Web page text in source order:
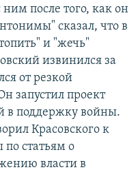
ним после того, как он
сказал, что в
и "жечь"
извинился за
от резкой
запустил проект
в поддержку войны.
Красовского к
статьям о
власти в